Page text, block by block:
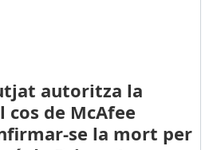
autoritza la
de McAfee
se la mort per